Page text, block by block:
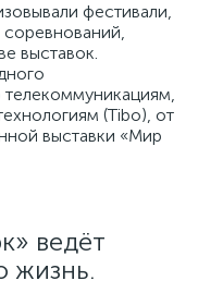
фестивали,
выставок.
(Tibo), от
выставки «Мир
ведёт
жизнь.